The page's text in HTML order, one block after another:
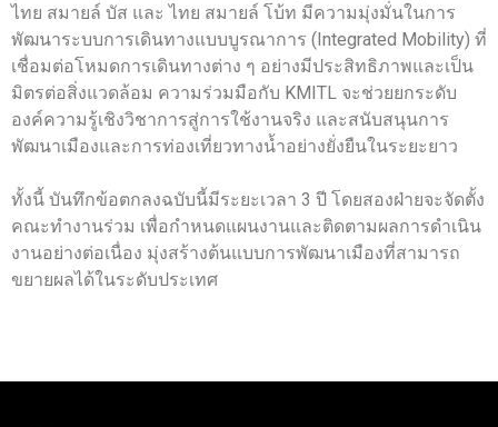
ไทย สมายล์ บัส และ ไทย สมายล์ โบ้ท มีความมุ่งมั่นในการ
พัฒนาระบบการเดินทางแบบบูรณาการ (Integrated Mobility) ที่
เชื่อมต่อโหมดการเดินทางต่าง ๆ อย่างมีประสิทธิภาพและเป็น
มิตรต่อสิ่งแวดล้อม ความร่วมมือกับ KMITL จะช่วยยกระดับ
องค์ความรู้เชิงวิชาการสู่การใช้งานจริง และสนับสนุนการ
พัฒนาเมืองและการท่องเที่ยวทางน้ำอย่างยั่งยืนในระยะยาว
ทั้งนี้ บันทึกข้อตกลงฉบับนี้มีระยะเวลา 3 ปี โดยสองฝ่ายจะจัดตั้ง
คณะทำงานร่วม เพื่อกำหนดแผนงานและติดตามผลการดำเนิน
งานอย่างต่อเนื่อง มุ่งสร้างต้นแบบการพัฒนาเมืองที่สามารถ
ขยายผลได้ในระดับประเทศ